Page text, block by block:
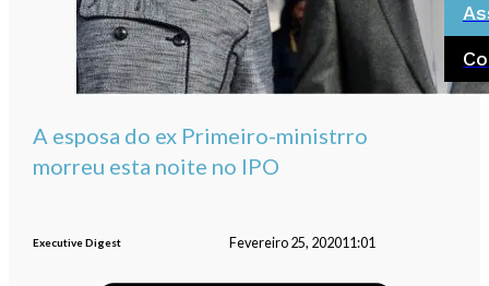
A esposa do ex Primeiro-ministrro
morreu esta noite no IPO
Executive Digest Fevereiro 25, 202011:01